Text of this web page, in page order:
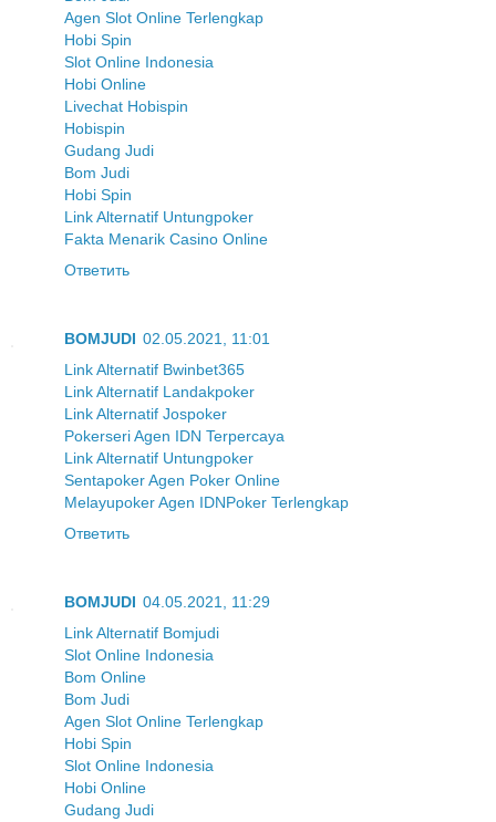
Agen Slot Online Terlengkap
Hobi Spin
Slot Online Indonesia
Hobi Online
Livechat Hobispin
Hobispin
Gudang Judi
Bom Judi
Hobi Spin
Link Alternatif Untungpoker
Fakta Menarik Casino Online
Ответить
BOMJUDI 02.05.2021, 11:01
Link Alternatif Bwinbet365
Link Alternatif Landakpoker
Link Alternatif Jospoker
Pokerseri Agen IDN Terpercaya
Link Alternatif Untungpoker
Sentapoker Agen Poker Online
Melayupoker Agen IDNPoker Terlengkap
Ответить
BOMJUDI 04.05.2021, 11:29
Link Alternatif Bomjudi
Slot Online Indonesia
Bom Online
Bom Judi
Agen Slot Online Terlengkap
Hobi Spin
Slot Online Indonesia
Hobi Online
Gudang Judi